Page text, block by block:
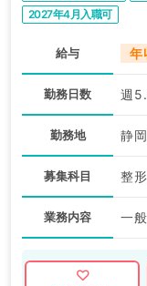
2027年4月入職可
給与 年
勤務日数 週
勤務地 静
募集科目 整
業務内容 一